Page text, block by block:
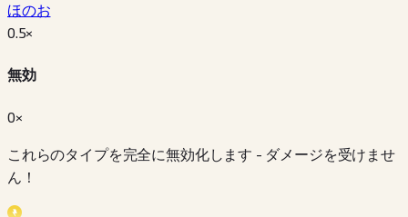
ほのお
0.5×
無効
0×
これらのタイプを完全に無効化します - ダメージを受けませ
ん！